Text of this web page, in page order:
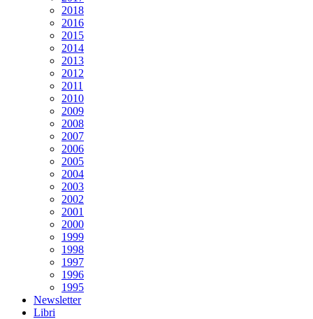
2018
2016
2015
2014
2013
2012
2011
2010
2009
2008
2007
2006
2005
2004
2003
2002
2001
2000
1999
1998
1997
1996
1995
Newsletter
Libri